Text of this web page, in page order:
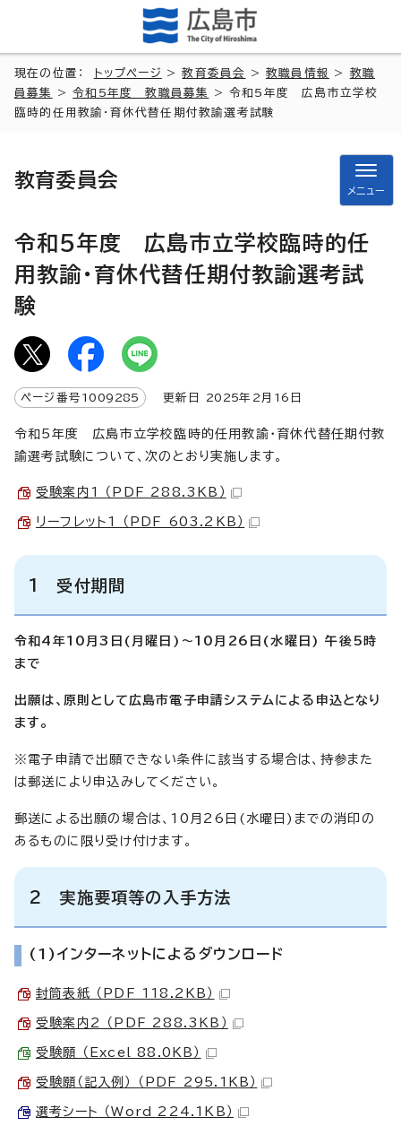
現在の位置： トップページ >教育委員会 >教職員情報 > 教職
員募集
>令和5年度 教職員募集
> 令和5年度 広島市立学校
臨時的任用教諭・育休代替任期付教諭選考試験
教育委員会
メニュー
令和5年度 広島市立学校臨時的任
用教諭・育休代替任期付教諭選考試
験
ページ番号 1009285 更新日 2025年2月 16 日
令和5年度 広島市立学校臨時的任用教諭・育休代替任期付教
諭選考試験について、次のとおり実施します。
受験案内1 （PDF 288.3KB）
リーフレット1 （PDF 603.2KB）
1 受付期間
令和4年10月3日(月曜日)～10月26日(水曜日) 午後5時
まで
出願は、原則として広島市電子申請システムによる申込となり
ます。
※電子申請で出願できない条件に該当する場合は、持参また
は郵送により申込みしてください。
郵送による出願の場合は、10月26日(水曜日)までの消印の
あるものに限り受け付けます。
2 実施要項等の入手方法
(1)インターネットによるダウンロード
封筒表紙 （PDF 118.2KB）
受験案内2 （PDF 288.3KB）
受験願 （Excel 88.0KB）
受験願（記入例） （PDF 295.1KB）
選考シート （Word 224.1KB）